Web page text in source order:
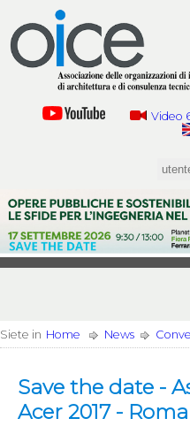
Video
Siete in Home News
Save the date -
Acer 2017 -